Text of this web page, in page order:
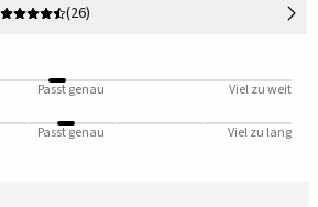
(26)
Passt genau Viel zu weit
Passt genau Viel zu lang